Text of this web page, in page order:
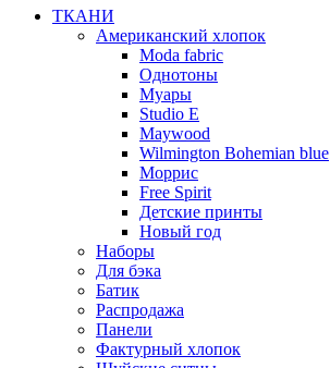
ТКАНИ
Американский хлопок
Moda fabric
Однотоны
Муары
Studio E
Maywood
Wilmington Bohemian blue
Моррис
Free Spirit
Детские принты
Новый год
Наборы
Для бэка
Батик
Распродажа
Панели
Фактурный хлопок